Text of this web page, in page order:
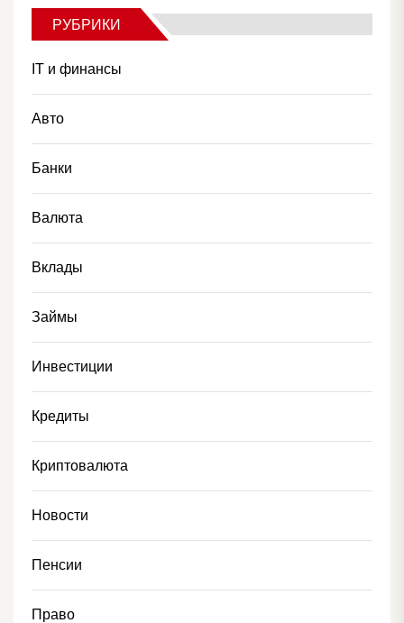
РУБРИКИ
IT и финансы
Авто
Банки
Валюта
Вклады
Займы
Инвестиции
Кредиты
Криптовалюта
Новости
Пенсии
Право